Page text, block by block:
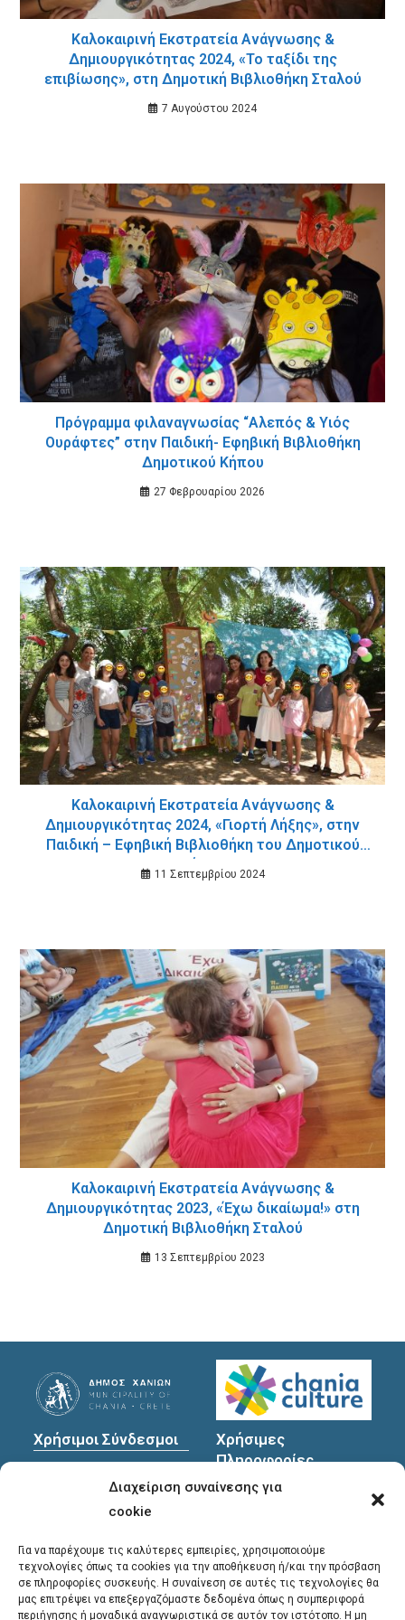
Διαχείριση συναίνεσης για
cookie
Για να παρέχουμε τις καλύτερες εμπειρίες, χρησιμοποιούμε
τεχνολογίες όπως τα cookies για την αποθήκευση ή/και την πρόσβαση
σε πληροφορίες συσκευής. Η συναίνεση σε αυτές τις τεχνολογίες θα
μας επιτρέψει να επεξεργαζόμαστε δεδομένα όπως η συμπεριφορά
περιήγησης ή μοναδικά αναγνωριστικά σε αυτόν τον ιστότοπο. Η μη
Καλοκαιρινή Εκστρατεία Ανάγνωσης &
Δημιουργικότητας 2024, «Το ταξίδι της
επιβίωσης», στη Δημοτική Βιβλιοθήκη Σταλού
7 Αυγούστου 2024
Πρόγραμμα φιλαναγνωσίας “Αλεπός & Yιός
Oυράφτες” στην Παιδική- Εφηβική Βιβλιοθήκη
Δημοτικού Κήπου
27 Φεβρουαρίου 2026
Καλοκαιρινή Εκστρατεία Ανάγνωσης &
Δημιουργικότητας 2024, «Γιορτή Λήξης», στην
Παιδική – Εφηβική Βιβλιοθήκη του Δημοτικού
Κήπου
11 Σεπτεμβρίου 2024
Καλοκαιρινή Εκστρατεία Ανάγνωσης &
Δημιουργικότητας 2023, «Έχω δικαίωμα!» στη
Δημοτική Βιβλιοθήκη Σταλού
13 Σεπτεμβρίου 2023
Χρήσιμοι Σύνδεσμοι
Προσωπικών
Χρήσιμες
Πληροφορίες
Διεύθυνση
Χανιά, 731 35
Τηλέφωνα
επικοινωνίας: